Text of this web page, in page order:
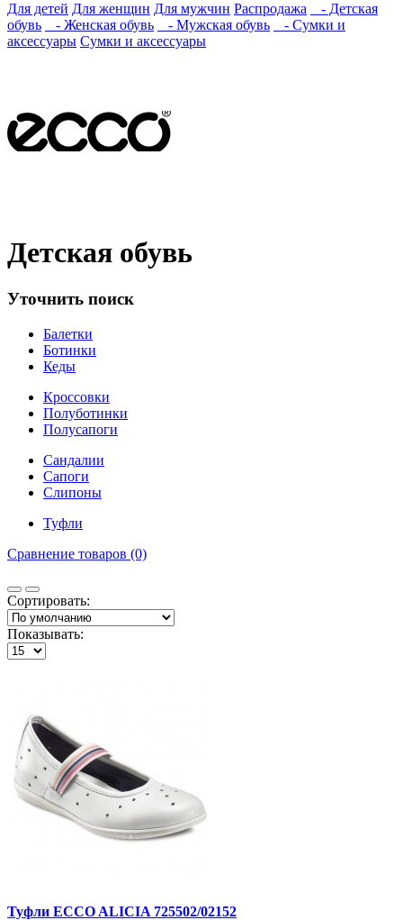
Для детей Для женщин Для мужчин Распродажа
- Детская
обувь
- Женская обувь - Мужская обувь
- Сумки и
аксессуары Сумки и аксессуары
Детская обувь
Уточнить поиск
Балетки
Ботинки
Кеды
Кроссовки
Полуботинки
Полусапоги
Сандалии
Сапоги
Слипоны
Туфли
Сравнение товаров (0)
Сортировать:
Показывать:
Туфли ECCO ALICIA 725502/02152